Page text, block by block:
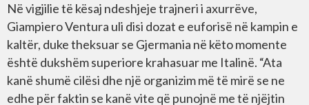
Në vigjilie të kësaj ndeshjeje trajneri i axurrëve,
Giampiero Ventura uli disi dozat e euforisë në kampin e
kaltër, duke theksuar se Gjermania në këto momente
është dukshëm superiore krahasuar me Italinë. “Ata
kanë shumë cilësi dhe një organizim më të mirë se ne
edhe për faktin se kanë vite që punojnë me të njëjtin